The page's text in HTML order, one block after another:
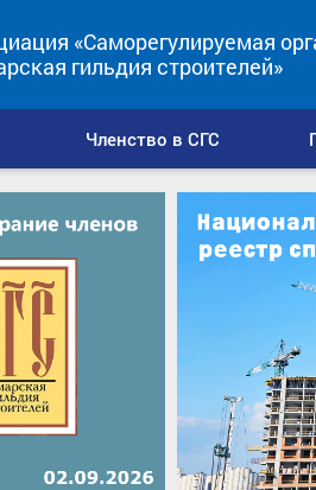
«Саморегулируемая
гильдия строителей»
Членство в СГС